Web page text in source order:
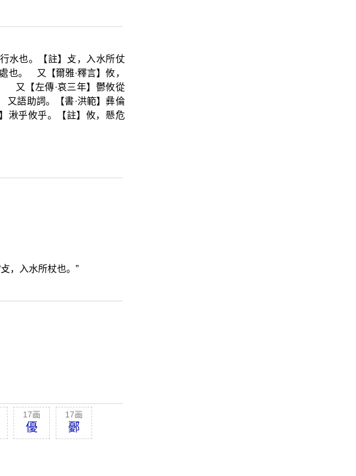
水也。【註】攴，入水所仗
也。 又【爾雅·釋言】攸，
又【左傳·哀三年】鬱攸從
語助詞。【書·洪範】彝倫
湫乎攸乎。【註】攸，懸危
，入水所杖也。”
17画
優
17画
鄾